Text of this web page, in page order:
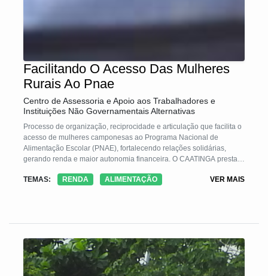
Facilitando O Acesso Das Mulheres
Rurais Ao Pnae
Centro de Assessoria e Apoio aos Trabalhadores e
Instituições Não Governamentais Alternativas
Processo de organização, reciprocidade e articulação que facilita o
acesso de mulheres camponesas ao Programa Nacional de
Alimentação Escolar (PNAE), fortalecendo relações solidárias,
gerando renda e maior autonomia financeira. O CAATINGA presta
Produtores Agroecológicos (COOPAGRO). Este, negocia com a
produzem e organizam a sua produção. O foco do trabalho é o
mulheres.
TEMAS: RENDA ALIMENTAÇÃO VER MAIS